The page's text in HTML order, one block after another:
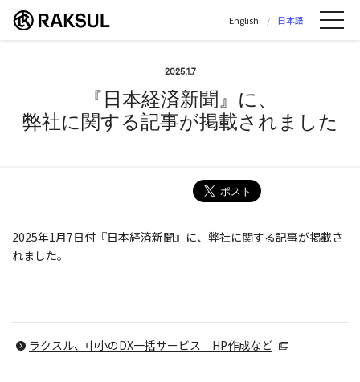
ラクスル株式会社 | ラクスル株式会社の公
English 日本語
2025.1.7
『日本経済新聞』に、
弊社に関する記事が掲載されました
2025年1月7日付『日本経済新聞』に、弊社に関する記事が掲載さ
れました。
ラクスル、中小のDX一括サービス HP作成など